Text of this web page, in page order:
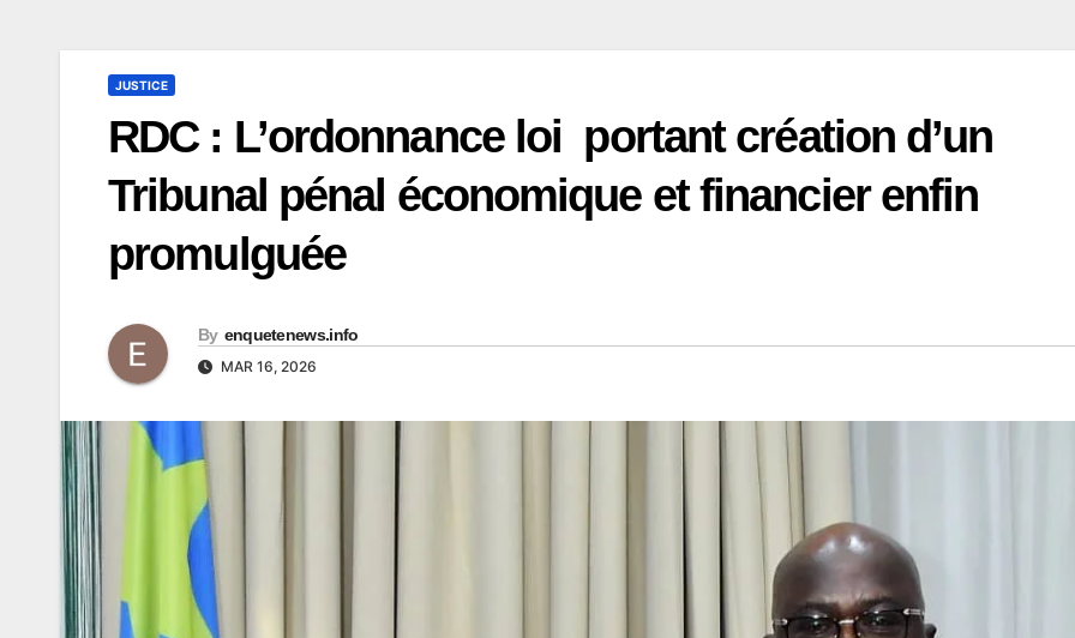
JUSTICE
RDC : L’ordonnance loi portant création d’un
Tribunal pénal économique et financier enfin
promulguée
By enquetenews.info
MAR 16, 2026